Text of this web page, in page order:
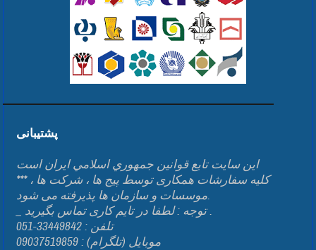
پشتیبانی
اين سايت تابع قوانين جمهوري اسلامي ايران است
*** کلیه سفارشات همکاری توسط پیج ها ، شرکت ها ،
موسسات و سازمان ها پذیرفته می شود.
_ توجه : لطفا در تایم کاری تماس بگیرید .
تلفن : 33449842-051
موبایل (تلگرام) : 09037519859